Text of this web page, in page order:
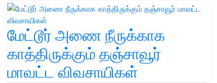
மேட்டூர் அணை நீருக்காக
காத்திருக்கும் தஞ்சாவூர்
மாவட்ட விவசாயிகள்